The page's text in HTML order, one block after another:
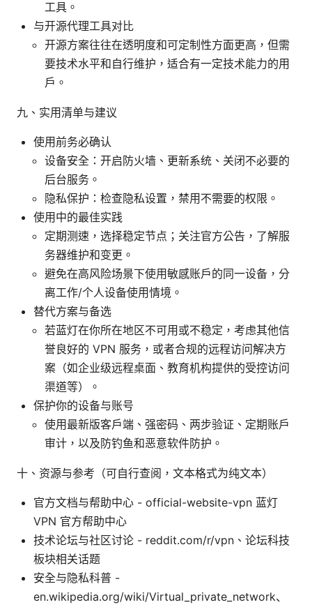
工具。
与开源代理工具对比
开源方案往往在透明度和可定制性方面更高，但需
要技术水平和自行维护，适合有一定技术能力的用
户。
九、实用清单与建议
使用前务必确认
设备安全：开启防火墙、更新系统、关闭不必要的
后台服务。
隐私保护：检查隐私设置，禁用不需要的权限。
使用中的最佳实践
定期测速，选择稳定节点；关注官方公告，了解服
务器维护和变更。
避免在高风险场景下使用敏感账户的同一设备，分
离工作/个人设备使用情境。
替代方案与备选
若蓝灯在你所在地区不可用或不稳定，考虑其他信
誉良好的 VPN 服务，或者合规的远程访问解决方
案（如企业级远程桌面、教育机构提供的受控访问
渠道等）。
保护你的设备与账号
使用最新版客户端、强密码、两步验证、定期账户
审计，以及防钓鱼和恶意软件防护。
十、资源与参考（可自行查阅，文本格式为纯文本）
官方文档与帮助中心 - official-website-vpn 蓝灯
VPN 官方帮助中心
技术论坛与社区讨论 - reddit.com/r/vpn、论坛科技
板块相关话题
安全与隐私科普 -
en.wikipedia.org/wiki/Virtual_private_network、